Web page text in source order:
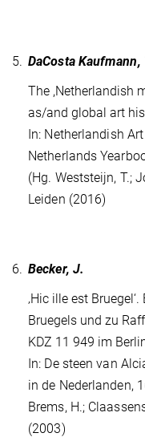
5. DaCosta Kaufmann,
The ,Netherlandish
as/and global art
In: Netherlandish
Netherlands
(Hg. Weststeijn, T.;
Leiden (2016)
6. Becker, J.
‚Hic ille est
Bruegels und zu
KDZ 11 949 im
In: De steen van
in de Nederlanden,
Brems, H.;
(2003)